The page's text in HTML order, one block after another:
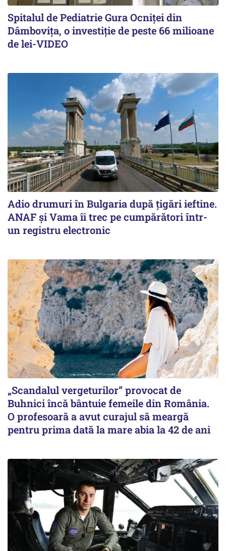
Spitalul de Pediatrie Gura Ocniței din
Dâmbovița, o investiție de peste 66 milioane
de lei-VIDEO
Adio drumuri în Bulgaria după țigări ieftine.
ANAF și Vama îi trec pe cumpărători într-
un registru electronic
„Scandalul vergeturilor” provocat de
Buhnici încă bântuie femeile din România.
O profesoară a avut curajul să meargă
pentru prima dată la mare abia la 42 de ani